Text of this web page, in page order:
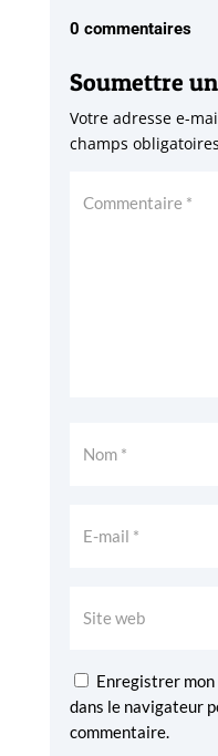
0 commentaires
Soumettre
Votre adresse e-
champs
Enregistrer mon
dans le navigateur
commentaire.